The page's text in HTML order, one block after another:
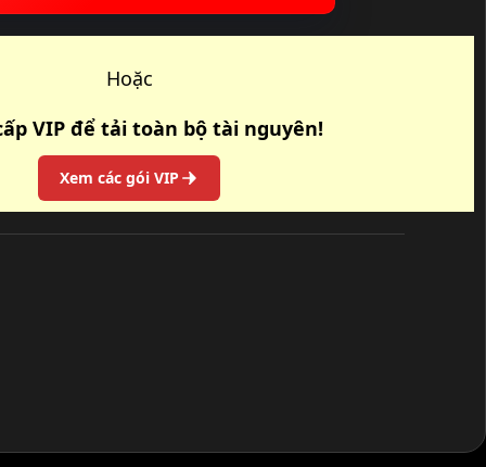
Hoặc
VIP để tải toàn bộ tài nguyên!
Xem các gói VIP